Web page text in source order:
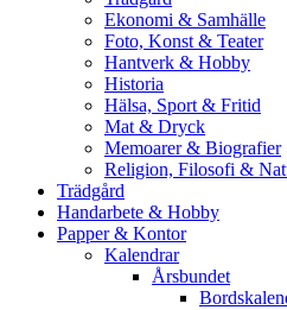
Ekonomi & Samhälle
Foto, Konst & Teater
Hantverk & Hobby
Historia
Hälsa, Sport & Fritid
Mat & Dryck
Memoarer & Biografier
Religion, Filosofi &
Trädgård
Handarbete & Hobby
Papper & Kontor
Kalendrar
Årsbundet